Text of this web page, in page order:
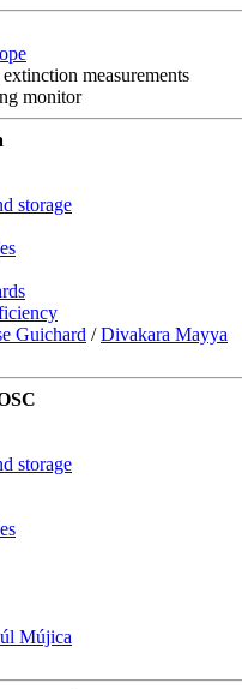
measurements
monitor
storage
Guichard /Divakara Mayya
storage
Mújica